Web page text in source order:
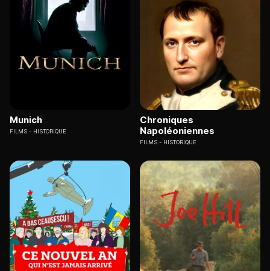
Munich
FILMS HISTORIQUE
Chroniques
Napoléoniennes
FILMS HISTORIQUE